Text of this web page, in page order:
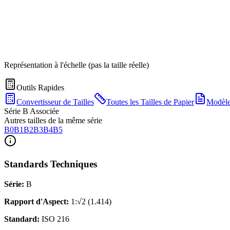
Représentation à l'échelle (pas la taille réelle)
Outils Rapides
Convertisseur de Tailles
Toutes les Tailles de Papier
Série B Associée
Autres tailles de la même série
B0B1B2B3B4B5
Standards Techniques
Série: B
Rapport d'Aspect: 1:√2 (1.414)
Standard: ISO 216